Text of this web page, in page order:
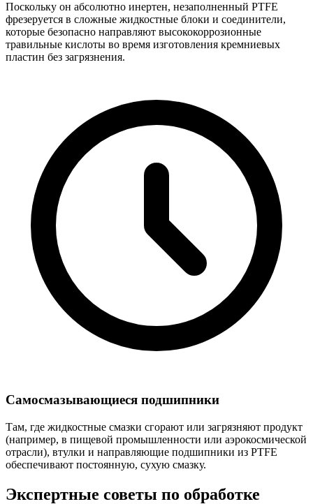
Поскольку он абсолютно инертен, незаполненный PTFE
фрезеруется в сложные жидкостные блоки и соединители,
которые безопасно направляют высококоррозионные
травильные кислоты во время изготовления кремниевых
пластин без загрязнения.
Самосмазывающиеся подшипники
Там, где жидкостные смазки сгорают или загрязняют продукт
(например, в пищевой промышленности или аэрокосмической
отрасли), втулки и направляющие подшипники из PTFE
обеспечивают постоянную, сухую смазку.
Экспертные советы по обработке